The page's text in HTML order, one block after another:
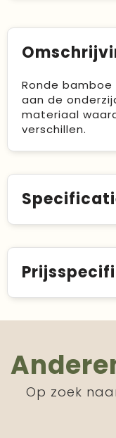
Ronde
aan de
materiaal
verschillen.
Op zoek